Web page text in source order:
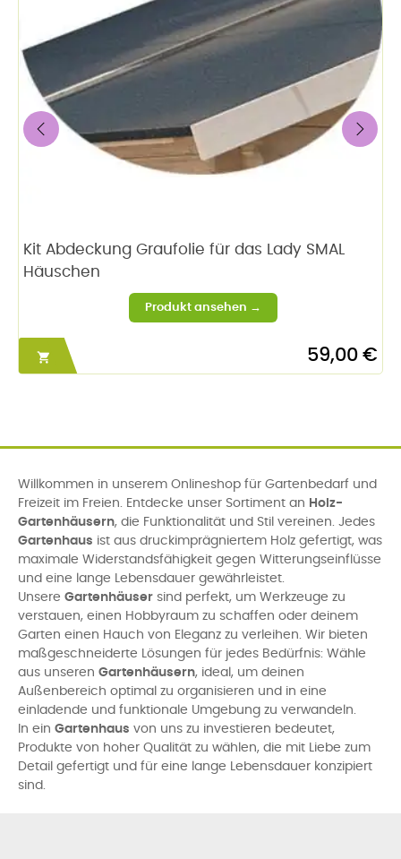
Kit Abdeckung Graufolie für das Lady SMAL
Häuschen
 59,00 €
Willkommen in unserem Onlineshop für Gartenbedarf und
Freizeit im Freien. Entdecke unser Sortiment an Holz-
Gartenhäusern, die Funktionalität und Stil vereinen. Jedes
Gartenhaus ist aus druckimprägniertem Holz gefertigt, was
maximale Widerstandsfähigkeit gegen Witterungseinflüsse
und eine lange Lebensdauer gewährleistet.
Unsere Gartenhäuser sind perfekt, um Werkzeuge zu
verstauen, einen Hobbyraum zu schaffen oder deinem
Garten einen Hauch von Eleganz zu verleihen. Wir bieten
maßgeschneiderte Lösungen für jedes Bedürfnis: Wähle
aus unseren Gartenhäusern, ideal, um deinen
Außenbereich optimal zu organisieren und in eine
einladende und funktionale Umgebung zu verwandeln.
In ein Gartenhaus von uns zu investieren bedeutet,
Produkte von hoher Qualität zu wählen, die mit Liebe zum
Detail gefertigt und für eine lange Lebensdauer konzipiert
sind.